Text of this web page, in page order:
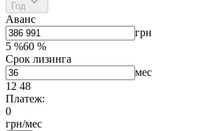
Год
Аванс
грн
5 %60 %
Срок лизинга
мес
12 48
Платеж:
0
грн/мес